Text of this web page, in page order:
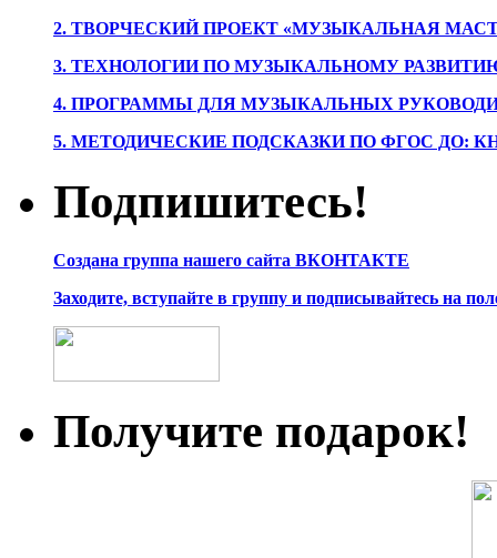
2. ТВОРЧЕСКИЙ ПРОЕКТ «МУЗЫКАЛЬНАЯ
3. ТЕХНОЛОГИИ ПО МУЗЫКАЛЬНОМУ
4. ПРОГРАММЫ ДЛЯ МУЗЫКАЛЬНЫХ
5. МЕТОДИЧЕСКИЕ ПОДСКАЗКИ ПО ФГОС ДО:
Подпишитесь!
Создана группа нашего сайта ВКОНТАКТЕ
Заходите, вступайте в группу и подписывайтесь на
Получите подарок!